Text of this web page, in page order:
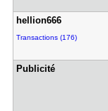
hellion666
Transactions (176)
Publicité